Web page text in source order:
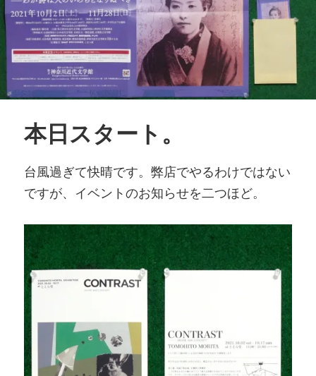
本日スタート。
台風過ぎて快晴です。弊店でやるわけではない
ですが、イベントのお知らせを二つほど。